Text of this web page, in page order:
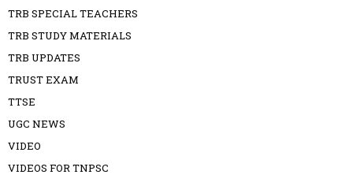
TRB SPECIAL TEACHERS
TRB STUDY MATERIALS
TRB UPDATES
TRUST EXAM
TTSE
UGC NEWS
VIDEO
VIDEOS FOR TNPSC